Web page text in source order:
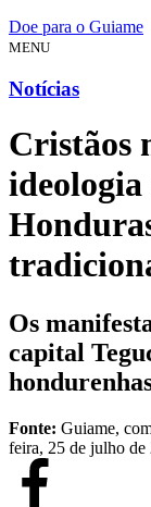
Doe para o Guiame
MENU
Notícias
Cristãos
ideologia
Os
capital
Fonte: Guiame,
feira, 25 de julho de